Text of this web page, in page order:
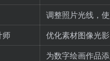
调整照片光线，
师 优化素材图像光
为数字绘画作品